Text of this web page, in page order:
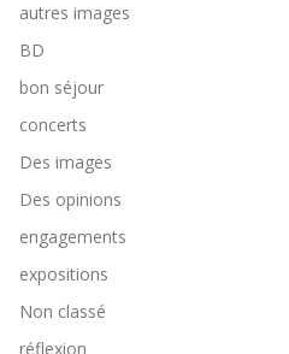
autres images
BD
bon séjour
concerts
Des images
Des opinions
engagements
expositions
Non classé
réflexion